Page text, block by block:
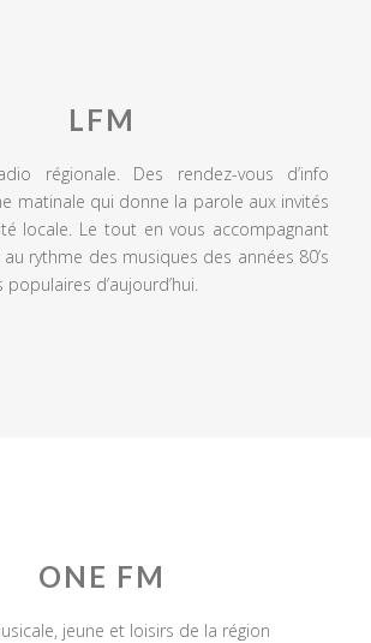
LFM
régionale. Des rendez-vous d’info
matinale qui donne la parole aux invités
locale. Le tout en vous accompagnant
rythme des musiques des années 80’s
d’aujourd’hui.
ONE FM
jeune et loisirs de la région